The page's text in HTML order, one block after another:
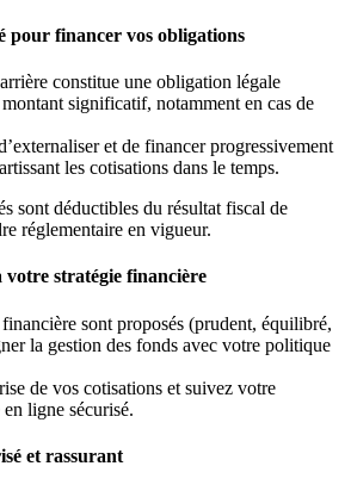
pour financer vos obligations
constitue une obligation légale
significatif, notamment en cas de
et de financer progressivement
les cotisations dans le temps.
sont déductibles du résultat fiscal de
réglementaire en vigueur.
votre stratégie financière
sont proposés (prudent, équilibré,
la gestion des fonds avec votre politique
de vos cotisations et suivez votre
ligne sécurisé.
et rassurant